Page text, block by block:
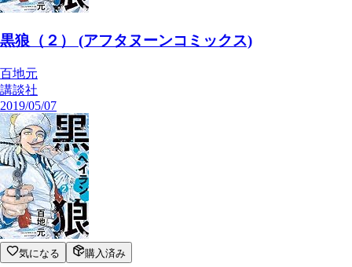
黒狼（２） (アフタヌーンコミックス)
百地元
講談社
2019/05/07
気になる 購入済み